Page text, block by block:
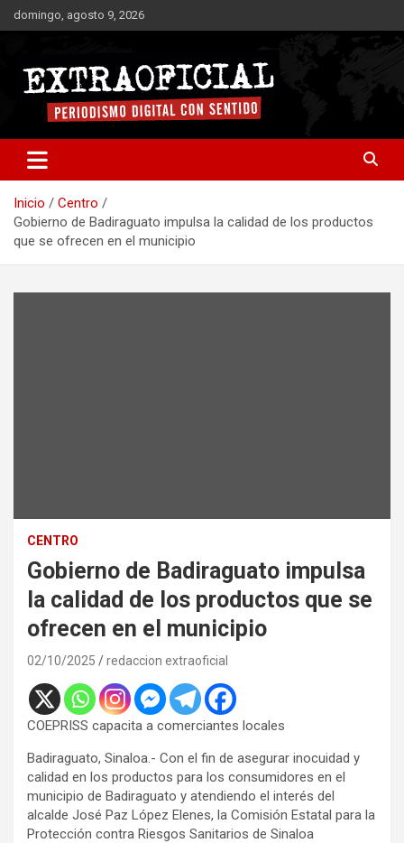
Saltar
al
domingo, agosto 9, 2026
Extraoficial
Inicio
Centro
Gobierno de Badiraguato impulsa la calidad de los productos
que se ofrecen en el municipio
CENTRO
Gobierno de Badiraguato impulsa
la calidad de los productos que se
ofrecen en el municipio
02/10/2025 redaccion extraoficial
COEPRISS capacita a comerciantes locales
Badiraguato, Sinaloa.- Con el fin de asegurar inocuidad y
calidad en los productos para los consumidores en el
municipio de Badiraguato y atendiendo el interés del
alcalde José Paz López Elenes, la Comisión Estatal para la
Protección contra Riesgos Sanitarios de Sinaloa